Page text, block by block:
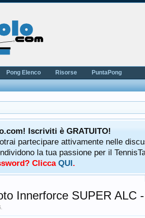
Iscriviti è GRATUITO!
partecipare attivamente nelle
la tua passione per il
Clicca QUI.
Innerforce SUPER ALC
Pong Elenco Risorse PuntaPong